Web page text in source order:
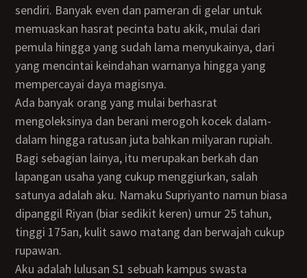
sendiri. Banyak even dan pameran di gelar untuk
memuaskan hasrat pecinta batu akik, mulai dari
pemula hingga yang sudah lama menyukainya, dari
yang mencintai keindahan warnanya hingga yang
mempercayai daya magisnya.
Ada banyak orang yang mulai berhasrat
mengoleksinya dan berani merogoh kocek dalam-
dalam hingga ratusan juta bahkan milyaran rupiah.
Bagi sebagian lainya, itu merupakan berkah dan
lapangan usaha yang cukup menggiurkan, salah
satunya adalah aku. Namaku Supriyanto namun biasa
dipanggil Riyan (biar sedikit keren) umur 25 tahun,
tinggi 175an, kulit sawo matang dan berwajah cukup
rupawan.
Aku adalah lulusan S1 sebuah kampus swasta